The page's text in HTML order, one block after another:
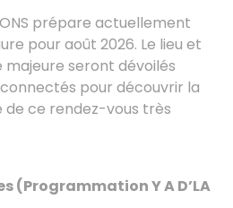
prépare actuellement
pour août 2026. Le lieu et
seront dévoilés
pour découvrir la
ce rendez-vous très
(Programmation Y A D’LA